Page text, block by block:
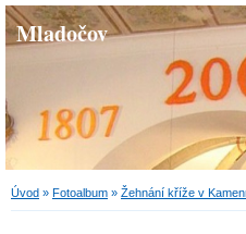
Mladočov
Úvod » Fotoalbum » Žehnání kříže v